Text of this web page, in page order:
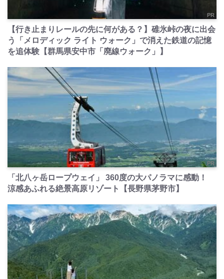
PR
【行き止まりレールの先に何がある？】碓氷峠の夜に出会
う「メロディック ライト ウォーク」で消えた鉄道の記憶
を追体験【群馬県安中市「廃線ウォーク」】
PR
「北八ヶ岳ロープウェイ」 360度の大パノラマに感動！
涼感あふれる絶景高原リゾート【長野県茅野市】